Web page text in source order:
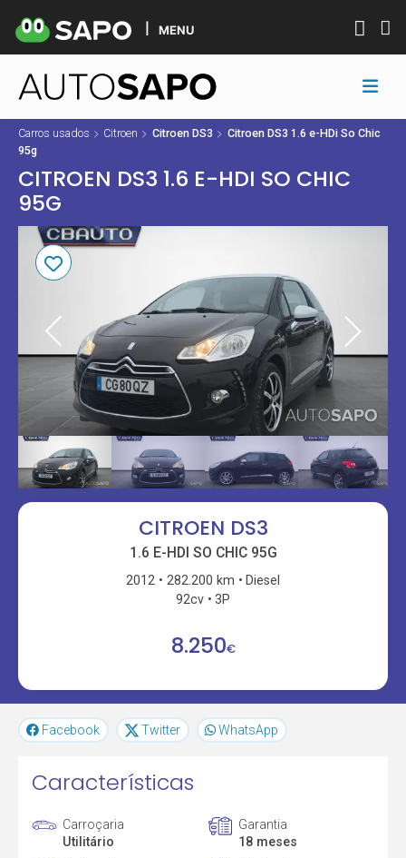
MENU
Carros usados Citroen Citroen DS3
Citroen DS3 1.6 e-HDi So Chic
95g
CITROEN DS3 1.6 E-HDI SO CHIC
95G
CITROEN DS3
1.6 E-HDI SO CHIC 95G
2012 282.200 km
Diesel
92cv
3P
8.250€
Facebook Twitter WhatsApp
Características
Carroçaria
Utilitário
Garantia
18 meses